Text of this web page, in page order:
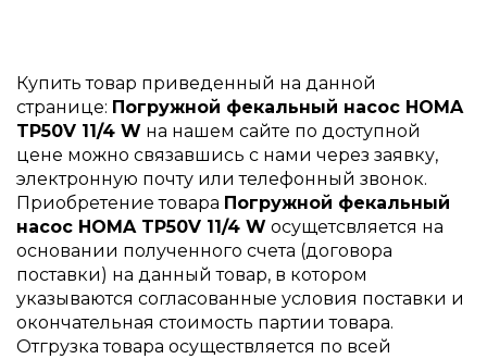
Купить товар приведенный на данной
странице: Погружной фекальный насос HOMA
TP50V 11/4 W на нашем сайте по доступной
цене можно связавшись с нами через заявку,
электронную почту или телефонный звонок.
Приобретение товара Погружной фекальный
насос HOMA TP50V 11/4 W осущетсвляется на
основании полученного счета (договора
поставки) на данный товар, в котором
указываются согласованные условия поставки и
окончательная стоимость партии товара.
Отгрузка товара осуществляется по всей